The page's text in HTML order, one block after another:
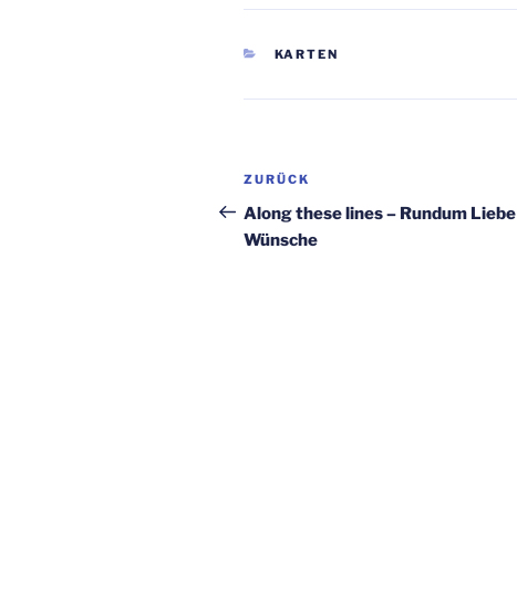
KATEGORIEN
KARTEN
Beitragsnavigation
Vorheriger
Beitrag
ZURÜCK
Along these lines – Rundum Liebe
Wünsche